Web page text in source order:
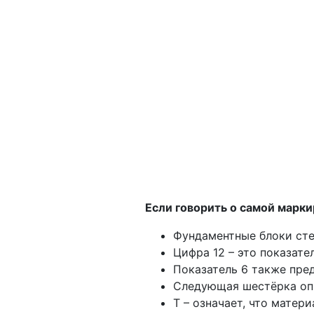
Если говорить о самой
Фундаментные блоки
Цифра 12 – это
Показатель 6 также
Следующая шестёрка
Т – означает, что